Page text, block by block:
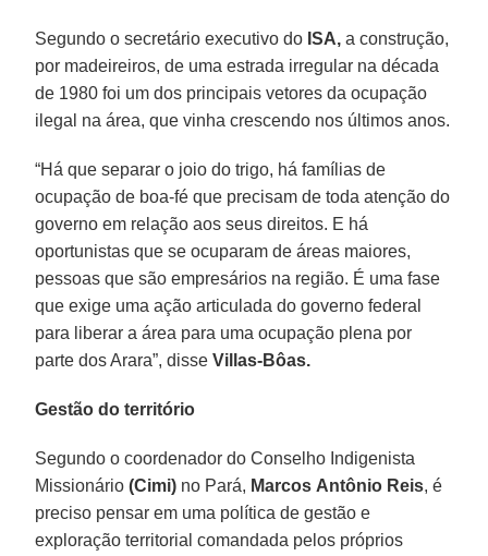
Segundo o secretário executivo do ISA, a construção,
por madeireiros, de uma estrada irregular na década
de 1980 foi um dos principais vetores da ocupação
ilegal na área, que vinha crescendo nos últimos anos.
“Há que separar o joio do trigo, há famílias de
ocupação de boa-fé que precisam de toda atenção do
governo em relação aos seus direitos. E há
oportunistas que se ocuparam de áreas maiores,
pessoas que são empresários na região. É uma fase
que exige uma ação articulada do governo federal
para liberar a área para uma ocupação plena por
parte dos Arara”, disseVillas-Bôas.
Gestão do território
Segundo o coordenador do Conselho Indigenista
Missionário(Cimi) no Pará, Marcos Antônio Reis, é
preciso pensar em uma política de gestão e
exploração territorial comandada pelos próprios